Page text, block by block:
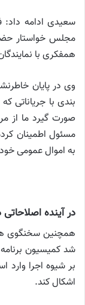
سعیدی ادامه داد:
مجلس خواستار
همفکری با
وی در پایان
بندی با جریاناتی
صورت گیرد ما از
مسئول اطمینان
به اموال عمومی
در آینده
همچنین سخنگوی
شد کمیسیون
بر شیوه اجرا
اشکال کند.